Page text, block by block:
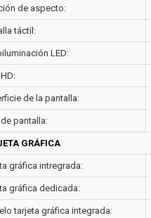
de aspecto:
táctil:
LED:
de la pantalla:
pantalla:
GRÁFICA
gráfica intregrada:
gráfica dedicada:
tarjeta gráfica integrada: